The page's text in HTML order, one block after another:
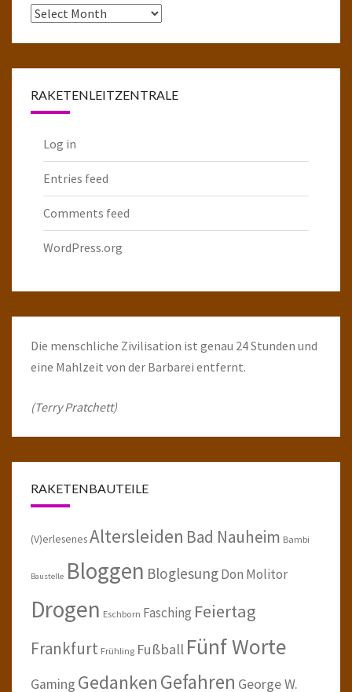
Das
RAKETENLEITZENTRALE
Log in
Entries feed
Comments feed
WordPress.org
Die menschliche Zivilisation ist genau 24 Stunden und
eine Mahlzeit von der Barbarei entfernt.
(Terry Pratchett)
RAKETENBAUTEILE
(V)erlesenesAltersleiden Bad Nauheim Bambi
Baustelle Bloggen BloglesungDon Molitor
Drogen Eschborn Fasching Feiertag
Frankfurt Frühling Fußball Fünf Worte
Gaming GedankenGefahren George W.